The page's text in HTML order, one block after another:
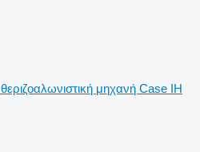
θεριζοαλωνιστική μηχανή Case IH